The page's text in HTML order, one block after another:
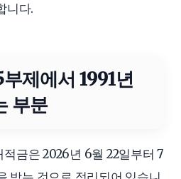
니다.
제에서 1991년
부분
금은 2026년 6월 22일부터 7